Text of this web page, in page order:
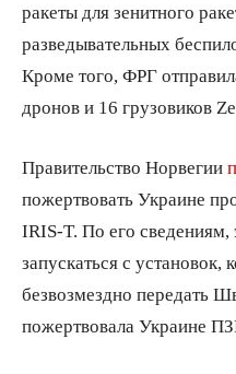
ракеты для зенитного
разведывательных
Кроме того, ФРГ
дронов и 16 грузовиков
Правительство Норвегии
пожертвовать Украине
IRIS-T. По его сведениям,
запускаться с
безвозмездно передать
пожертвовала Украине